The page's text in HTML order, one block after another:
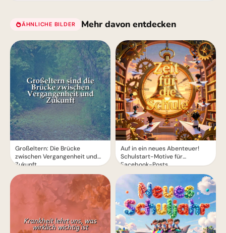
ÄHNLICHE BILDER Mehr davon entdecken
Großeltern: Die Brücke
zwischen Vergangenheit und
Zukunft
Auf in ein neues Abenteuer!
Schulstart-Motive für
Facebook-Posts